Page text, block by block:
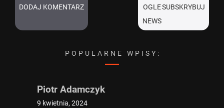
DODAJ KOMENTARZ SUBSKRYBUJ
POPULARNE WPISY:
Piotr Adamczyk
9 kwietnia, 2024